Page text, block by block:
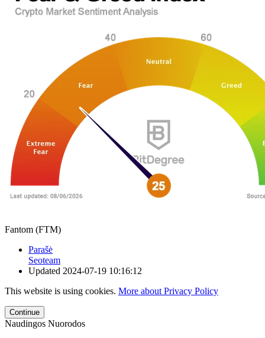
Fantom (FTM)
Parašė
Seoteam
Updated 2024-07-19 10:16:12
This website is using cookies. More about Privacy Policy
Continue
Naudingos Nuorodos